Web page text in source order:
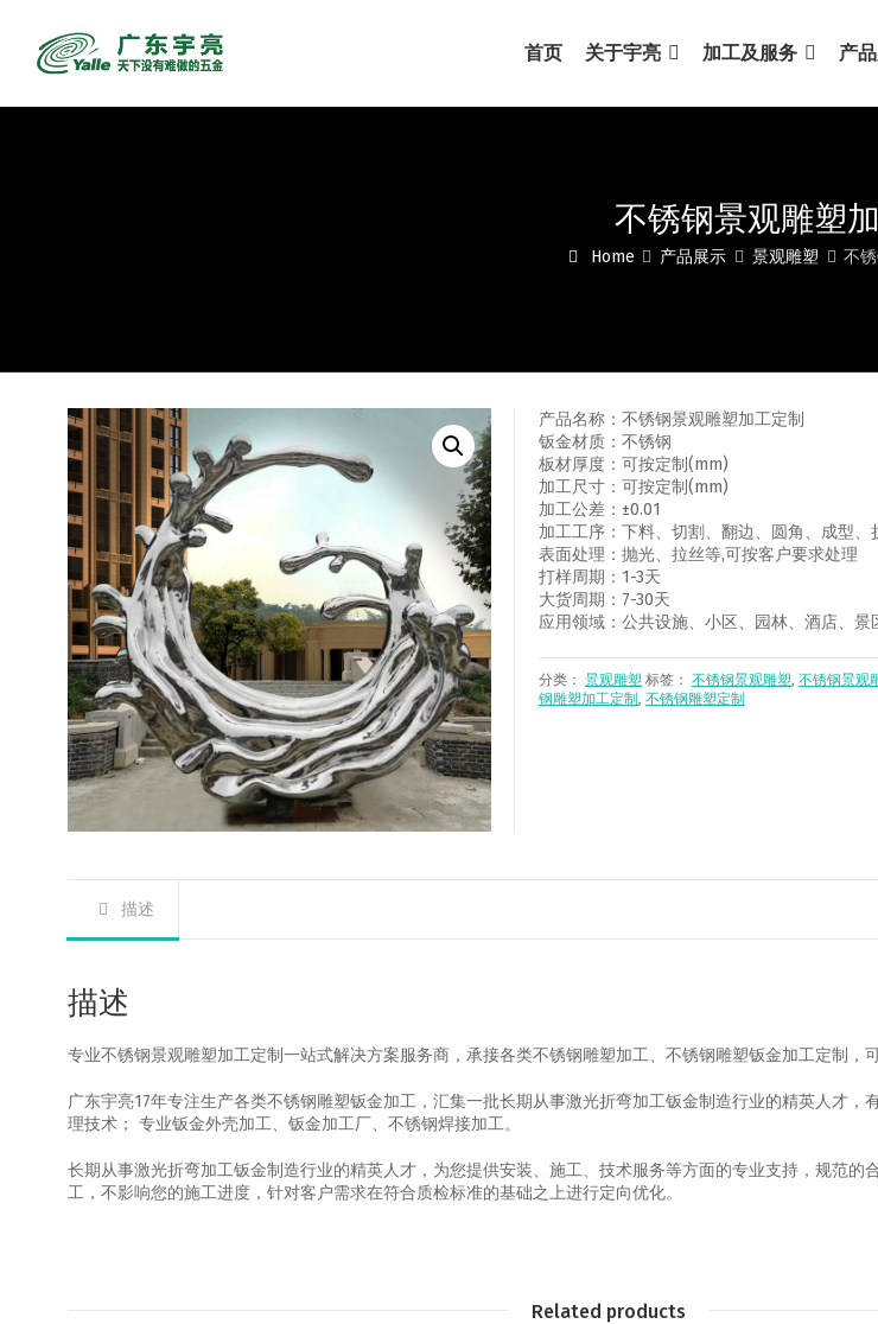
首页 关于宇亮 加工及服务 产
不锈钢景观雕塑
Home 产品展示 景观雕塑 不
产品名称：不锈钢景观雕塑加工定制
钣金材质：不锈钢
板材厚度：可按定制(mm)
加工尺寸：可按定制(mm)
加工公差：±0.01
加工工序：下料、切割、翻边、圆角、成型、
表面处理：抛光、拉丝等,可按客户要求处理
打样周期：1-3天
大货周期：7-30天
应用领域：公共设施、小区、园林、酒店、景
分类： 景观雕塑 标签： 不锈钢景观雕塑, 不锈钢景观
钢雕塑加工定制 , 不锈钢雕塑定制
描述
描述
专业不锈钢景观雕塑加工定制一站式解决方案服务商，承接各类不锈钢雕塑加工、不锈钢雕塑钣金加工定制，
广东宇亮17年专注生产各类不锈钢雕塑钣金加工，汇集一批长期从事激光折弯加工钣金制造行业的精英人才，
理技术； 专业钣金外壳加工、钣金加工厂、不锈钢焊接加工。
长期从事激光折弯加工钣金制造行业的精英人才，为您提供安装、施工、技术服务等方面的专业支持，规范的
工，不影响您的施工进度，针对客户需求在符合质检标准的基础之上进行定向优化。
Related products